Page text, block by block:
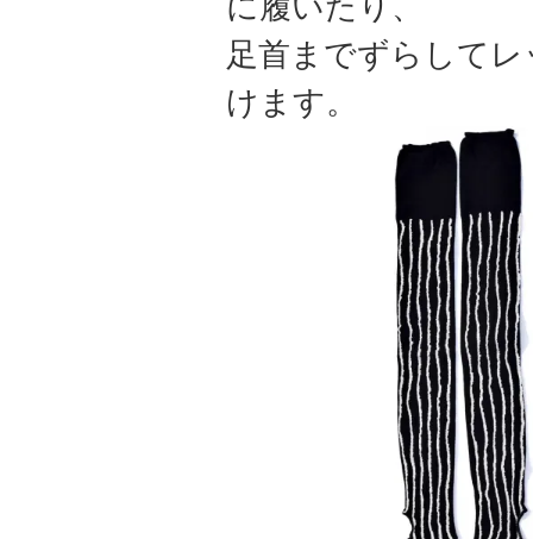
足首までずらして
けます。